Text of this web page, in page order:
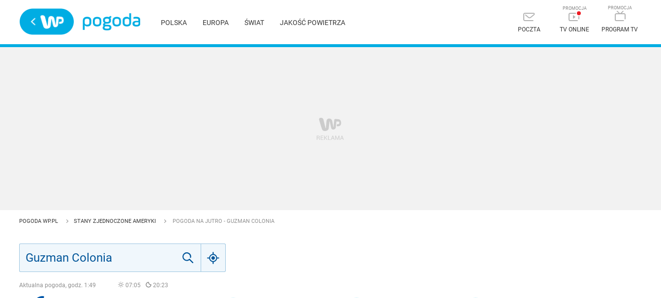
POLSKA EUROPA ŚWIAT JAKOŚĆ POWIETRZA
POCZTA TV ONLINE PROGRAM TV
POGODA WP.PL STANY ZJEDNOCZONE AMERYKI POGODA NA JUTRO - GUZMAN COLONIA
Aktualna pogoda, godz. 1:49 07:05 20:23